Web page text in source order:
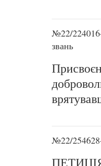
№22/
звань
№22/
ПЕТИЦІЯ